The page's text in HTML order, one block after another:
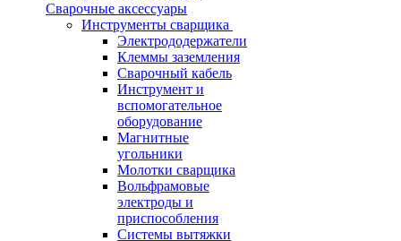
Сварочные аксессуары
Инструменты сварщика
Электрододержатели
Клеммы заземления
Сварочный кабель
Инструмент и
вспомогательное
оборудование
Магнитные
угольники
Молотки сварщика
Вольфрамовые
электроды и
приспособления
Системы вытяжки